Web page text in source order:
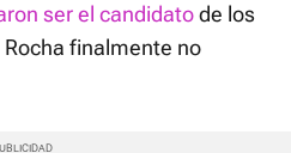
ser el candidatode los
finalmente no